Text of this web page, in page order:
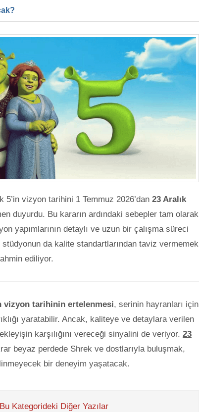
vizyon tarihini 1 Temmuz 2026’dan 23 Aralık
duyurdu. Bu kararın ardındaki sebepler tam olarak
yapımlarının detaylı ve uzun bir çalışma süreci
da kalite standartlarından taviz vermemek
ediliyor.
vizyon tarihinin ertelenmesi, serinin hayranları için
yaratabilir. Ancak, kaliteye ve detaylara verilen
karşılığını vereceği sinyalini de veriyor. 23
beyaz perdede Shrek ve dostlarıyla buluşmak,
bir deneyim yaşatacak.
Bu Kategorideki Diğer Yazılar